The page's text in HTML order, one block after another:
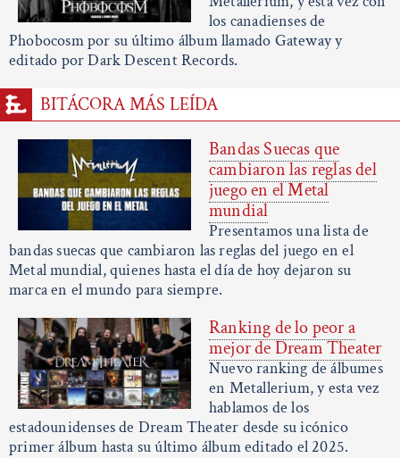
los canadienses de
Phobocosm por su último álbum llamado Gateway y
editado por Dark Descent Records.
BITÁCORA MÁS LEÍDA
Bandas Suecas que
cambiaron las reglas del
juego en el Metal
mundial
Presentamos una lista de
bandas suecas que cambiaron las reglas del juego en el
Metal mundial, quienes hasta el día de hoy dejaron su
marca en el mundo para siempre.
Ranking de lo peor a
mejor de Dream Theater
Nuevo ranking de álbumes
en Metallerium, y esta vez
hablamos de los
estadounidenses de Dream Theater desde su icónico
primer álbum hasta su último álbum editado el 2025.